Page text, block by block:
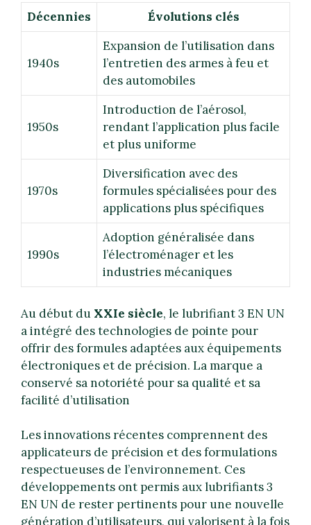
Décennies Évolutions clés
1940s
Expansion de l’utilisation dans
l’entretien des armes à feu et
des automobiles
1950s
Introduction de l’aérosol,
rendant l’application plus facile
et plus uniforme
1970s
Diversification avec des
formules spécialisées pour des
applications plus spécifiques
1990s
Adoption généralisée dans
l’électroménager et les
industries mécaniques
Au début du XXIe siècle, le lubrifiant 3 EN UN
a intégré des technologies de pointe pour
offrir des formules adaptées aux équipements
électroniques et de précision. La marque a
conservé sa notoriété pour sa qualité et sa
facilité d’utilisation
Les innovations récentes comprennent des
applicateurs de précision et des formulations
respectueuses de l’environnement. Ces
développements ont permis aux lubrifiants 3
EN UN de rester pertinents pour une nouvelle
génération d’utilisateurs, qui valorisent à la fois